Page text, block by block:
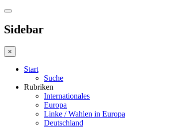
Sidebar
×
Start
Suche
Rubriken
Internationales
Europa
Linke / Wahlen in Europa
Deutschland